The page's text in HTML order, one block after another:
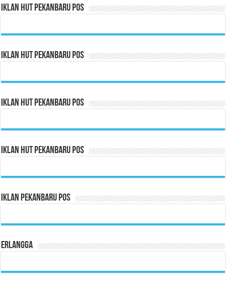
Iklan HUT Pekanbaru Pos
Iklan HUT Pekanbaru Pos
Iklan HUT Pekanbaru Pos
Iklan HUT Pekanbaru Pos
Iklan Pekanbaru Pos
Erlangga